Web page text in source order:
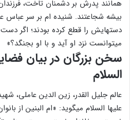
همانند پدرش بر دشمنان تاخت،
بیشه شجاعتند. شنیده ‏ام بر سر عباس
دست‏هایش را قطع کرده بودند؛ اگر
می‏توانست نزد او آید و با او بجنگد؟»
سخن بزرگان در بیان
السلام
عالم جلیل ‏القدر، زین‏ الدین عاملی،
علیها السلام می‏گوید: «ام ‏البنین از